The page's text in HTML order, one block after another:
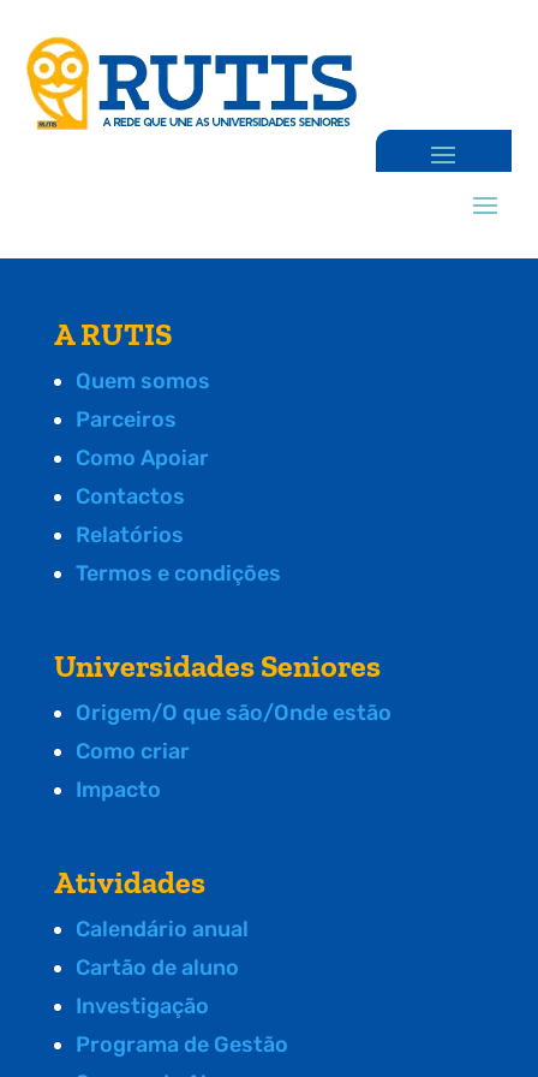
A RUTIS
Quem somos
Parceiros
Como Apoiar
Contactos
Relatórios
Termos e condições
Universidades Seniores
Origem/O que são/Onde estão
Como criar
Impacto
Atividades
Calendário anual
Cartão de aluno
Investigação
Programa de Gestão